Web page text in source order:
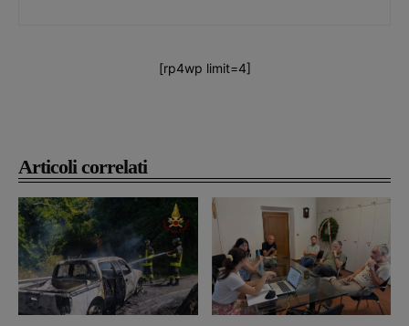
Articoli correlati
[rp4wp limit=4]